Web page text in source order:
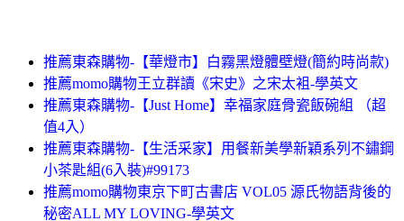
推薦東森購物-【華燈市】白霧黑燈體壁燈(簡約時尚款)
推薦momo購物王立群讀《宋史》之宋太袓-學英文
推薦東森購物-【Just Home】幸福家庭骨瓷飯碗組 （超
值4入）
推薦東森購物-【生活采家】用餐新美學新穎系列不鏽鋼
小茶匙組(6入裝)#99173
推薦momo購物東京下町古書店 VOL05 源氏物語背後的
秘密ALL MY LOVING-學英文